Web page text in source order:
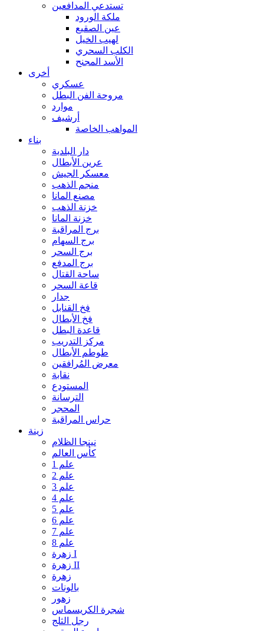
تستدعي المدافعين
ملكة الورود
عين الصقيع
لهيب الخيل
الكلب السحري
الأسد المجنح
أخرى
عسكري
مروحة الفن البطل
موارد
أرشيف
المواهب الخاصة
بناء
دار البلدية
عرين الأبطال
معسكر الجيش
منجم الذهب
مصنع المانا
خزنة الذهب
خزنة المانا
برج المراقبة
برج السهام
برج السحر
برج المدفع
ساحة القتال
قاعة السحر
جدار
فخ القنابل
فخ الأبطال
قاعدة البطل
مركز التدريب
طوطم الأبطال
معرض المُرافقين
نقابة
المستودع
الترسانة
المحجر
حراس المراقبة
زينة
نينجا الظلام
كأس العالم
علم 1
علم 2
علم 3
علم 4
علم 5
علم 6
علم 7
علم 8
زهرة I
زهرة II
زهرة
بالونات
زهور
شجرة الكريسماس
رجل الثلج